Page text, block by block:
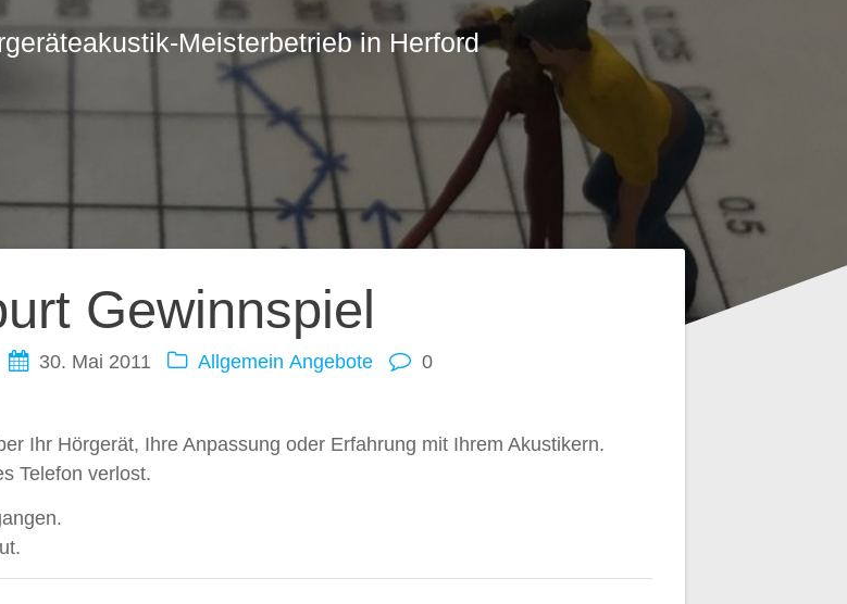
Meisterbetrieb in Herford
Gewinnspiel
30. Mai 2011 Allgemein Angebote
0
Ihr Hörgerät, Ihre Anpassung oder Erfahrung mit Ihrem Akustikern.
Telefon verlost.